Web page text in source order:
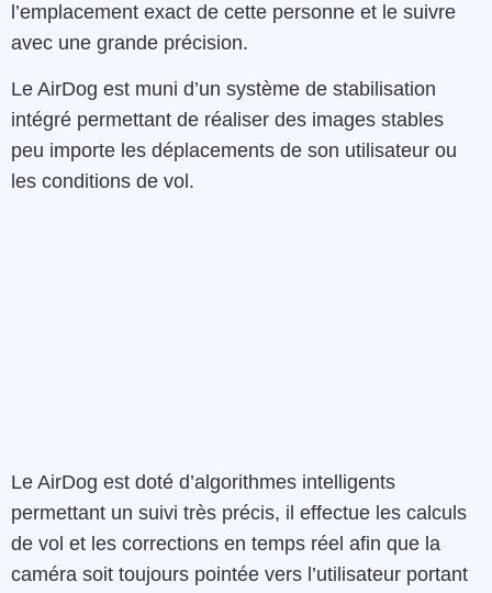
l’emplacement exact de cette personne et le suivre
avec une grande précision.
Le AirDog est muni d’un système de stabilisation
intégré permettant de réaliser des images stables
peu importe les déplacements de son utilisateur ou
les conditions de vol.
Le AirDog est doté d’algorithmes intelligents
permettant un suivi très précis, il effectue les calculs
de vol et les corrections en temps réel afin que la
caméra soit toujours pointée vers l’utilisateur portant